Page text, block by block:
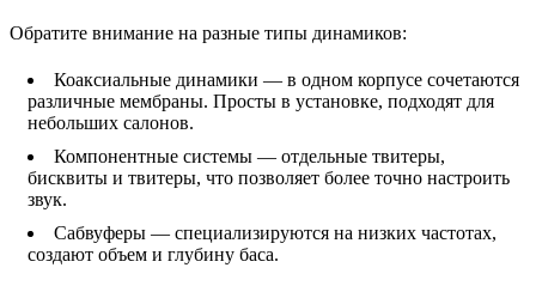
Обратите внимание на разные типы динамиков:
Коаксиальные динамики — в одном корпусе сочетаются
различные мембраны. Просты в установке, подходят для
небольших салонов.
Компонентные системы — отдельные твитеры,
бисквиты и твитеры, что позволяет более точно настроить
звук.
Сабвуферы — специализируются на низких частотах,
создают объем и глубину баса.